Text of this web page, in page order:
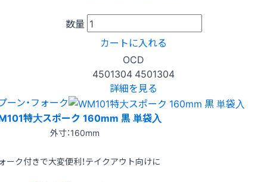
数量
カートに入れる
OCD
4501304 4501304
詳細を見る
ーン・フォーク
特大スポーク 160mm 黒 単袋入
外寸：160mm
ーク付きで大変便利！テイクアウト向けに